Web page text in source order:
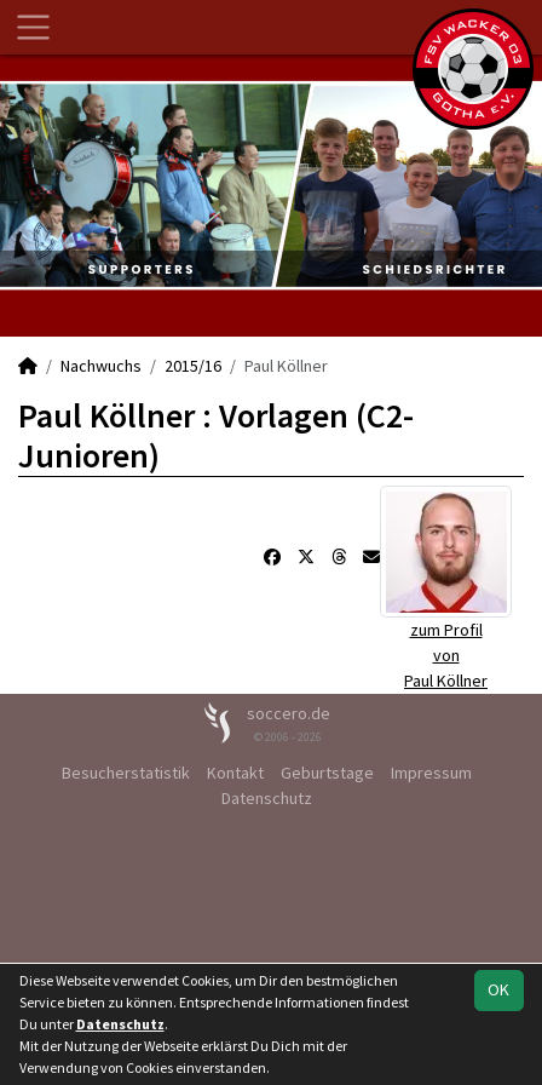
Nachwuchs 2015/16 Paul Köllner
Paul Köllner : Vorlagen (C2-
Junioren)
zum Profil
von
Paul Köllner
soccero.de
© 2006 - 2026
Besucherstatistik Kontakt Geburtstage
Impressum
Datenschutz
OK
Diese Webseite verwendet Cookies, um Dir den bestmöglichen
Service bieten zu können. Entsprechende Informationen findest
Du unter Datenschutz.
Mit der Nutzung der Webseite erklärst Du Dich mit der
Verwendung von Cookies einverstanden.